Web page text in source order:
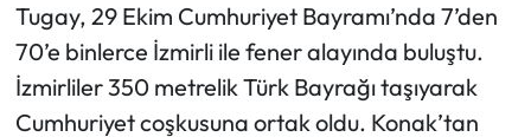
Tugay, 29 Ekim Cumhuriyet Bayramı’nda 7’den
70’e binlerce İzmirli ile fener alayında buluştu.
İzmirliler 350 metrelik Türk Bayrağı taşıyarak
Cumhuriyet coşkusuna ortak oldu. Konak’tan